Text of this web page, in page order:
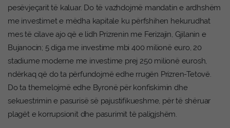
pesëvjeçarit të kaluar. Do të vazhdojmë mandatin e ardhshëm
me investimet e mëdha kapitale ku përfshihen hekurudhat
mes të cilave ajo që e lidh Prizrenin me Ferizajin, Gjilanin e
Bujanocin; 5 diga me investime mbi 400 milionë euro, 20
stadiume moderne me investime prej 250 milionë eurosh,
ndërkaq që do ta përfundojmë edhe rrugën Prizren-Tetovë.
Do ta themelojmë edhe Byronë për konfiskimin dhe
sekuestrimin e pasurisë së pajustifikueshme, për të shëruar
plagët e korrupsionit dhe pasurimit të paligjshëm.